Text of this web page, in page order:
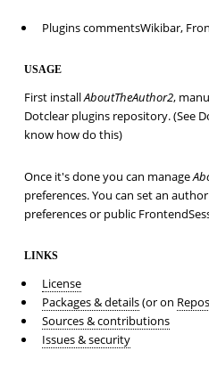
Plugins commentsWikibar,
USAGE
First installAboutTheAuthor2,
Dotclear plugins repository. (See
know how do this)
Once it's done you can manage
preferences. You can set an
preferences or public
LINKS
License
Packages & details(or on
Sources & contributions
Issues & security